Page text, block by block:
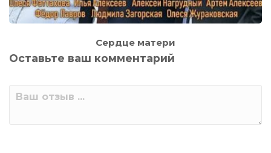
Сердце матери
Оставьте ваш комментарий